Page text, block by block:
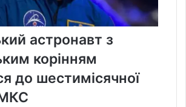
астронавт з
корінням
до шестимісячної
МКС